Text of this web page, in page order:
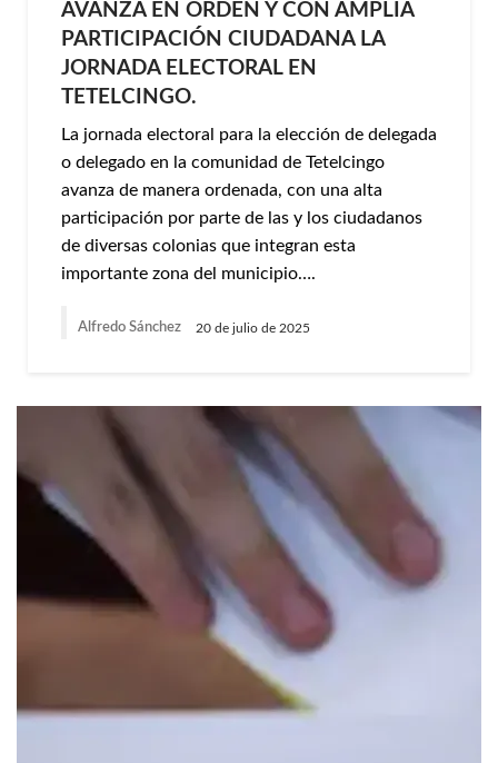
AVANZA EN ORDEN Y CON AMPLIA
PARTICIPACIÓN CIUDADANA LA
JORNADA ELECTORAL EN
TETELCINGO.
La jornada electoral para la elección de delegada
o delegado en la comunidad de Tetelcingo
avanza de manera ordenada, con una alta
participación por parte de las y los ciudadanos
de diversas colonias que integran esta
importante zona del municipio….
Alfredo Sánchez 20 de julio de 2025